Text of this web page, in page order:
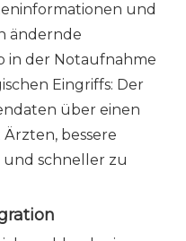
und
ändernde
in der Notaufnahme
Eingriffs: Der
über einen
bessere
schneller zu